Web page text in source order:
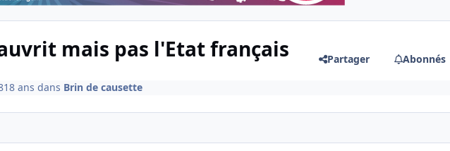
mais pas l'Etat français Partager Abonnés
18 ans dans Brin de causette